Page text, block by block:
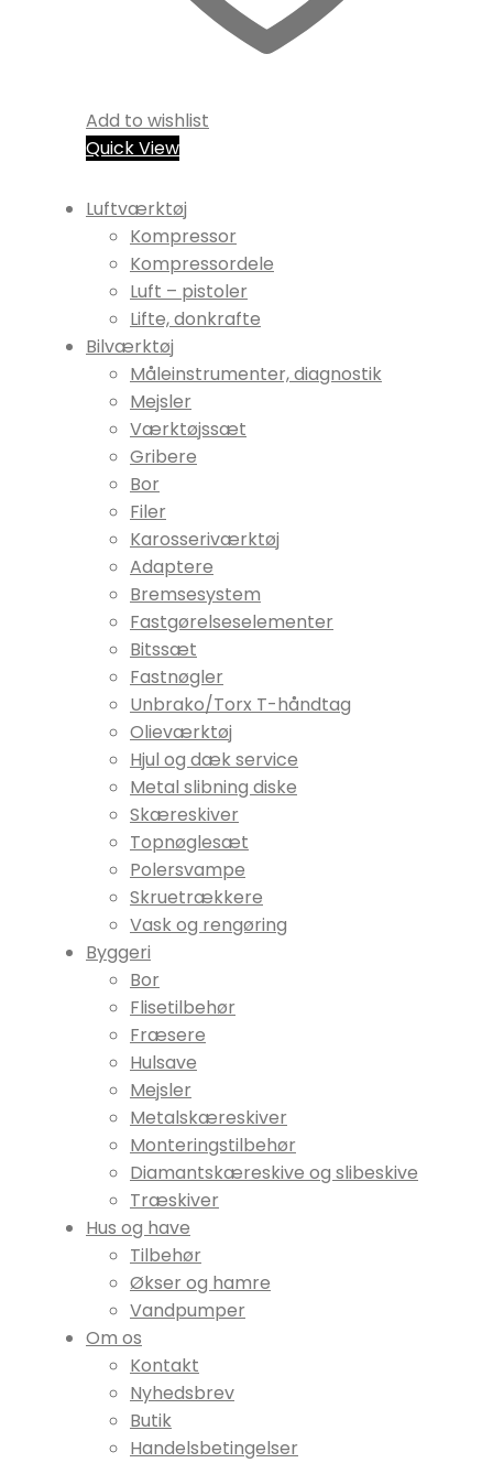
Add to wishlist
Quick View
Luftværktøj
Kompressor
Kompressordele
Luft – pistoler
Lifte, donkrafte
Bilværktøj
Måleinstrumenter, diagnostik
Mejsler
Værktøjssæt
Gribere
Bor
Filer
Karosseriværktøj
Adaptere
Bremsesystem
Fastgørelseselementer
Bitssæt
Fastnøgler
Unbrako/Torx T-håndtag
Olieværktøj
Hjul og dæk service
Metal slibning diske
Skæreskiver
Topnøglesæt
Polersvampe
Skruetrækkere
Vask og rengøring
Byggeri
Bor
Flisetilbehør
Fræsere
Hulsave
Mejsler
Metalskæreskiver
Monteringstilbehør
Diamantskæreskive og slibeskive
Træskiver
Hus og have
Tilbehør
Økser og hamre
Vandpumper
Om os
Kontakt
Nyhedsbrev
Butik
Handelsbetingelser